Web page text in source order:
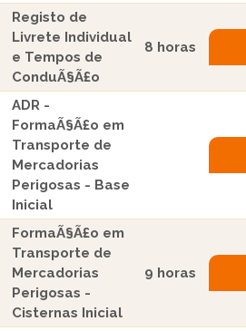
Registo de
Livrete Individual
e Tempos de
ConduÃ§Ã£o
8 horas
ADR -
FormaÃ§Ã£o em
Transporte de
Mercadorias
Perigosas - Base
Inicial
FormaÃ§Ã£o em
Transporte de
Mercadorias
Perigosas -
Cisternas Inicial
9 horas